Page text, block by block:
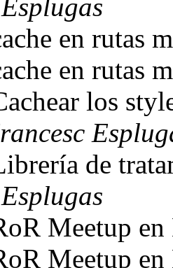
en rutas
en rutas
los
de
Meetup
Meetup